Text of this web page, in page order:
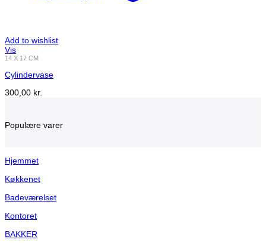
Add to wishlist
Vis
14 X 17 CM
Cylindervase
300,00 kr.
Populære varer
Hjemmet
Køkkenet
Badeværelset
Kontoret
BAKKER